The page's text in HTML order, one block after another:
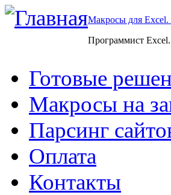
Макросы для Excel.
Программист
Готовые
Макросы на
Парсинг
Оплата
Контакты